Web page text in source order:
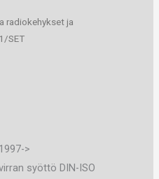
radiokehykset ja
SET
>
syöttö DIN-ISO